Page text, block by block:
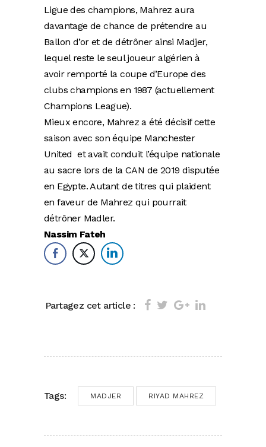
Ligue des champions, Mahrez aura
davantage de chance de prétendre au
Ballon d’or et de détrôner ainsi Madjer,
lequel reste le seul joueur algérien à
avoir remporté la coupe d’Europe des
clubs champions en 1987 (actuellement
Champions League).
Mieux encore, Mahrez a été décisif cette
saison avec son équipe Manchester
United et avait conduit l’équipe nationale
au sacre lors de la CAN de 2019 disputée
en Egypte. Autant de titres qui plaident
en faveur de Mahrez qui pourrait
détrôner Madler.
Nassim Fateh
Partagez cet article :
Tags: MADJER RIYAD MAHREZ